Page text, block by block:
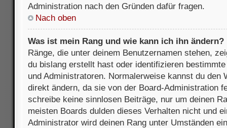
Administration nach den Gründen dafür fragen.
Nach oben
Was ist mein Rang und wie kann ich ihn ändern?
Ränge, die unter deinem Benutzernamen stehen,
du bislang erstellt hast oder identifizieren
und Administratoren. Normalerweise kannst du den
direkt ändern, da sie von der Board-Administration
schreibe keine sinnlosen Beiträge, nur um deinen
meisten Boards dulden dieses Verhalten nicht und
Administrator wird deinen Rang unter Umständen